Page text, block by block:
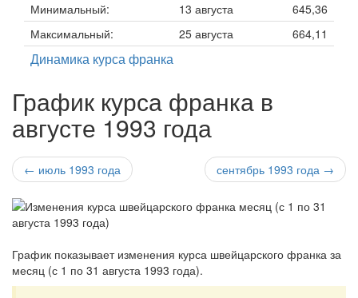
Минимальный:
13 августа
645,36
Максимальный:
25 августа 664,11
Динамика курса франка
График курса франка в
августе 1993 года
← июль 1993 года сентябрь 1993 года →
График показывает изменения курса швейцарского франка за
месяц (с 1 по 31 августа 1993 года).